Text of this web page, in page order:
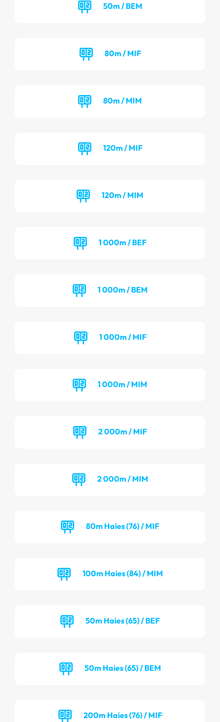
50m / BEM
80m / MIF
80m / MIM
120m / MIF
120m / MIM
1 000m / BEF
1 000m / BEM
1 000m / MIF
1 000m / MIM
2 000m / MIF
2 000m / MIM
80m Haies (76) / MIF
100m Haies (84) / MIM
50m Haies (65) / BEF
50m Haies (65) / BEM
200m Haies (76) / MIF